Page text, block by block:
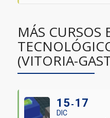
MÁS CURSOS
(VITORIA-
15
DIC
17